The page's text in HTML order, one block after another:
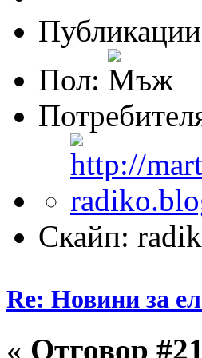
Пол:
Скайп:
Re: Новини за
« Отговор